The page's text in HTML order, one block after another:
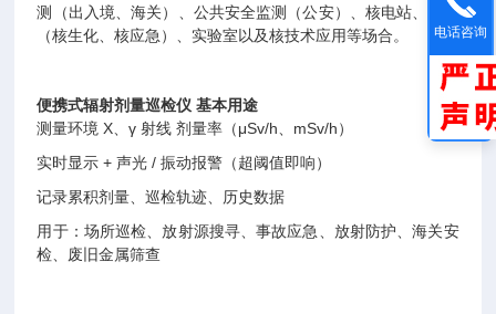
测（出入境、海关）、公共安全监测（公安）、核电站、军队
（核生化、核应急）、实验室以及核技术应用等场合。
便携式辐射剂量巡检仪 基本用途
测量环境 X、γ 射线 剂量率（μSv/h、mSv/h）
实时显示 + 声光 / 振动报警（超阈值即响）
记录累积剂量、巡检轨迹、历史数据
用于：场所巡检、放射源搜寻、事故应急、放射防护、海关安
检、废旧金属筛查
电话咨询